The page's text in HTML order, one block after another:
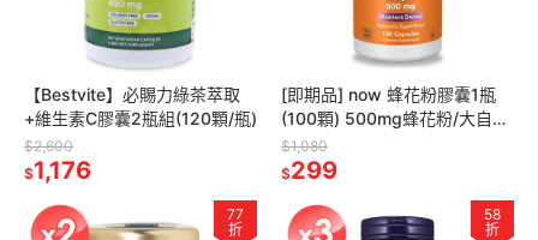
【Bestvite】必賜力綠茶萃取
+維生素C膠囊2瓶組(120顆/瓶)
$2,600
$1,176
[即期品] now 蜂花粉膠囊1瓶
(100顆) 500mg蜂花粉/大自然
超級食物/調整體質/促進新陳代
謝
$1,080
$299
77
折
58
折